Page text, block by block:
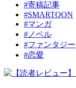
#寄稿記事
#SMARTOON
#マンガ
#ノベル
#ファンタジー
#恋愛